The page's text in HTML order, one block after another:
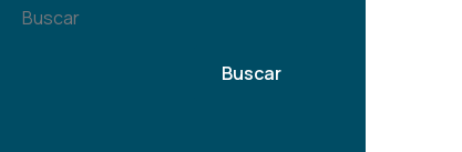
Buscar
Buscar